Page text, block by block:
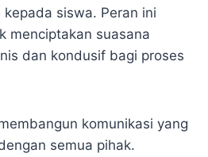
siswa. Peran ini
menciptakan suasana
dan kondusif bagi proses
komunikasi yang
semua pihak.